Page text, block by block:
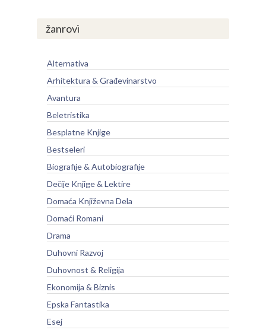
žanrovi
Alternativa
Arhitektura & Građevinarstvo
Avantura
Beletristika
Besplatne Knjige
Bestseleri
Biografije & Autobiografije
Dečije Knjige & Lektire
Domaća Književna Dela
Domaći Romani
Drama
Duhovni Razvoj
Duhovnost & Religija
Ekonomija & Biznis
Epska Fantastika
Esej